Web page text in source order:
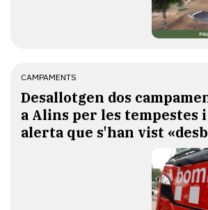
CAMPAMENTS
​Desallotgen dos
a Alins per les tempestes
alerta que s'han vist